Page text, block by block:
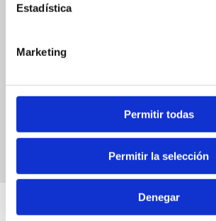
Estadística
Marketing
Permitir todas
Permitir la selección
Denegar
Die Burg und historisches Zentrum